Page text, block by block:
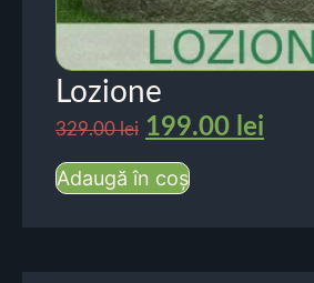
Lozione
329.00lei 199.00 lei
Adaugă în coș